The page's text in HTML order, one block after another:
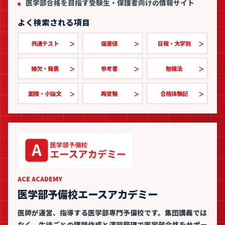
医学部合格を目指す受験生・保護者向けの情報サイト
よく検索される項目
共通テスト 偏差値 日程・大学別
補欠・発表 参考書 勉強法
面接・小論文 再受験 合格体験記
ACE ACADEMY
医学部予備校エースアカデミー
医師が運営、指導する医学部専門予備校です。集団講義では